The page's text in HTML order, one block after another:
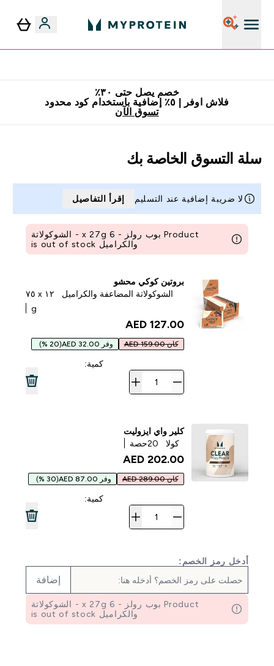
خصم يصل حتى ٣٠٪
فلاش اوفر | ٥٪ إضافية باستخدام كود محدود
تسوق الآن
سلة التسوق الخاصة بك
لا ضريبة إضافية عند التسليم إقرأ التفاصيل
Product بوب رولز - 6 x 27g - الشوكولاتة
والكراميل is out of stock
بروتين كوكي محشو
الشوكولاتة المضاعفة والكراميل
١٢ x ٧٥
g
127.00 AED‎
كان 159.00 AED وفر 32.00 AED (20 %)
كمية:
كلير واي ايزوليت
كولا
20حصة
202.00 AED‎
كان 289.00 AED وفر 87.00 AED (30 %)
كمية:
أدخل رمز الخصم:
إضافة
Product بوب رولز - 6 x 27g - الشوكولاتة
والكراميل is out of stock